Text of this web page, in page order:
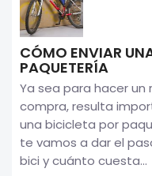
CÓMO ENVIAR
PAQUETERÍA
Ya sea para hacer un
compra, resulta
una bicicleta por
te vamos a dar el
bici y cuánto cuesta...